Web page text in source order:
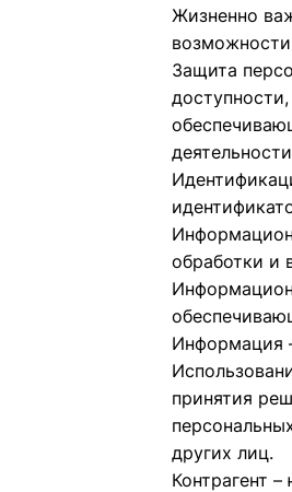
Жизненно
возможности
Защита
обработки и
Информация
принятия
других лиц.
Контрагент